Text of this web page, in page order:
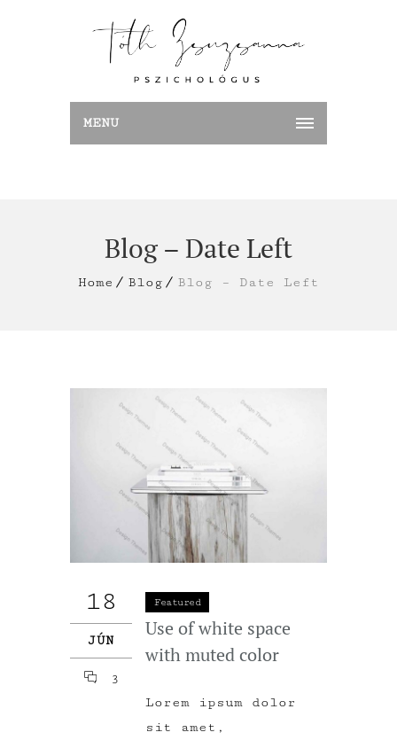
MENU
Blog – Date Left
Home Blog Blog – Date Left
18
JÚN
3
Featured
Use of white space
with muted color
Lorem ipsum dolor
sit amet,